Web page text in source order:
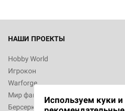
НАШИ ПРОЕКТЫ
Hobby World
Игрокон
Warforge
Мир фантастики
Берсерк
Используем куки и